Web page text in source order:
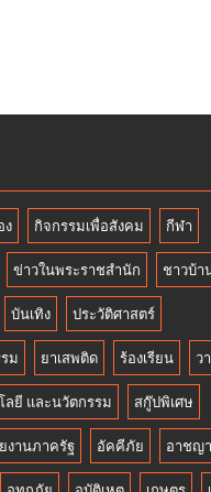
ง กิจกรรมเพื่อสังคม กีฬา
ข่าวในพระราชสำนัก ชาวบ้า
บันเทิง ประวัติศาสตร์
ม ยาเสพติด ร้องเรียน ว
ลยี และนวัตกรรม สกู๊ปพิเศษ
งานภาครัฐ อัคคีภัย อาชญ